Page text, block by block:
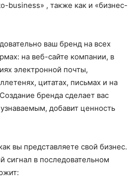
business» , также как и «бизнес-
ваш бренд на всех
на веб-сайте компании, в
электронной почты,
цитатах, письмах и на
бренда сделает вас
добавит ценность
вы представляете свой бизнес.
сигнал в последовательном